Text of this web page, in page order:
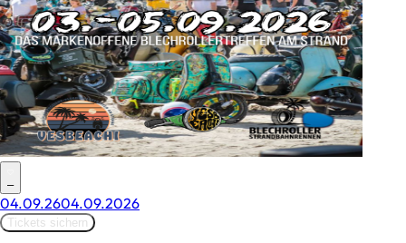
–
04.09.2604.09.2026
Tickets sichern